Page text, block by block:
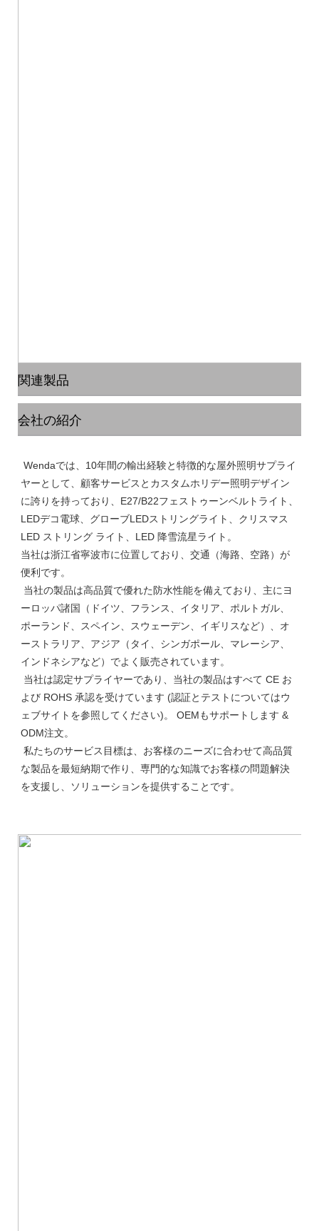
関連製品
会社の紹介
ヤーとして、顧客サービスとカスタムホリデー照明デザイン
に誇りを持っており、E27/B22フェストゥーンベルトライト、
LEDデコ電球、グローブLEDストリングライト、クリスマス
LED ストリング ライト、LED 降雪流星ライト。
当社は浙江省寧波市に位置しており、交通（海路、空路）が
便利です。
ーロッパ諸国（ドイツ、フランス、イタリア、ポルトガル、
ポーランド、スペイン、スウェーデン、イギリスなど）、オ
ーストラリア、アジア（タイ、シンガポール、マレーシア、
インドネシアなど）でよく販売されています。
よび ROHS 承認を受けています (認証とテストについてはウ
ェブサイトを参照してください)。 OEMもサポートします &
ODM注文。
な製品を最短納期で作り、専門的な知識でお客様の問題解決
を支援し、ソリューションを提供することです。